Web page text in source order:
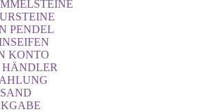
PENDEL
KONTO
HÄNDLER